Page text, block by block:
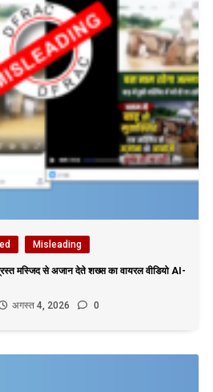
Misleading
मस्जिद से अजान देते शख्स का वायरल वीडियो AI-
अगस्त 4, 2026 0